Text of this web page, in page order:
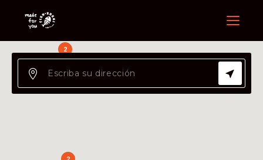
Menu
2